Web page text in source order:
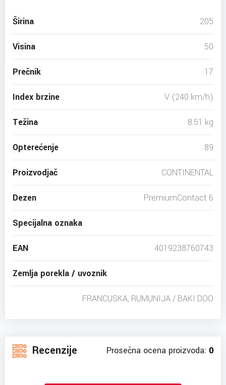
Širina 205
Visina 50
Prečnik 17
Index brzine V (240 km/h)
Težina 8.51 kg
Opterećenje 89
Proizvodjač CONTINENTAL
Dezen PremiumContact 6
Specijalna oznaka
EAN 4019238760743
Zemlja porekla / uvoznik
FRANCUSKA, RUMUNIJA / BAKI DOO
Recenzije Prosečna ocena proizvoda: 0